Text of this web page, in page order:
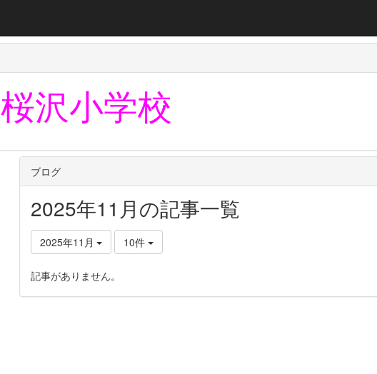
桜沢小学校
ブログ
2025年11月の記事一覧
2025年11月 10件
記事がありません。